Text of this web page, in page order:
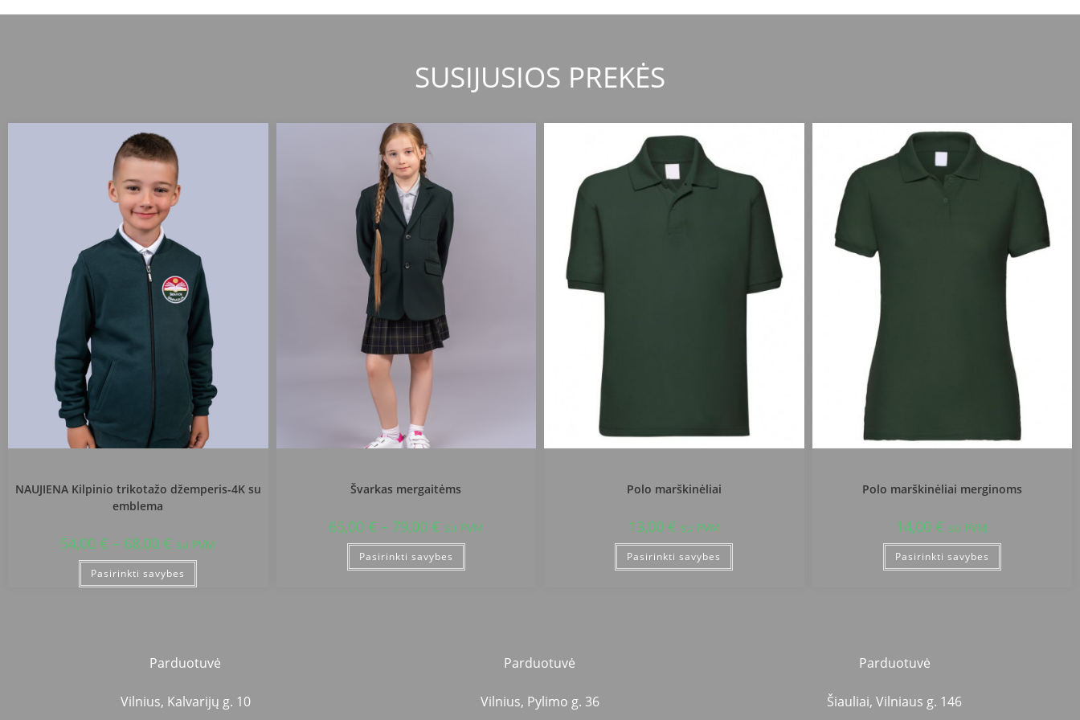
SUSIJUSIOS PREKĖS
NAUJIENA Kilpinio trikotažo džemperis-4K su
emblema
54,00€ – 68,00€ su PVM
Pasirinkti savybes
Švarkas mergaitėms
65,00 € – 79,00 € su PVM
Pasirinkti savybes
Polo marškinėliai
13,00 € su PVM
Pasirinkti savybes
Polo marškinėliai merginoms
14,00€ su PVM
Pasirinkti savybes
Parduotuvė
Vilnius, Kalvarijų g. 10
Parduotuvė
Vilnius, Pylimo g. 36
Parduotuvė
Šiauliai, Vilniaus g. 146